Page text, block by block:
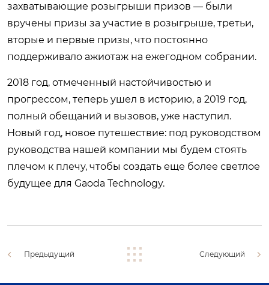
захватывающие розыгрыши призов — были
вручены призы за участие в розыгрыше, третьи,
вторые и первые призы, что постоянно
поддерживало ажиотаж на ежегодном собрании.
2018 год, отмеченный настойчивостью и
прогрессом, теперь ушел в историю, а 2019 год,
полный обещаний и вызовов, уже наступил.
Новый год, новое путешествие: под руководством
руководства нашей компании мы будем стоять
плечом к плечу, чтобы создать еще более светлое
будущее для Gaoda Technology.
Предыдущий Следующий